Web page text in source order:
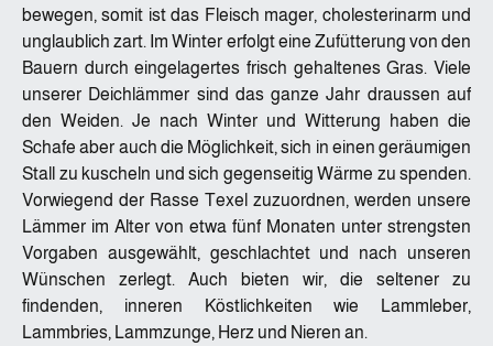
bewegen, somit ist das Fleisch mager, cholesterinarm und
unglaublich zart. Im Winter erfolgt eine Zufütterung von den
Bauern durch eingelagertes frisch gehaltenes Gras. Viele
unserer Deichlämmer sind das ganze Jahr draussen auf
den Weiden. Je nach Winter und Witterung haben die
Schafe aber auch die Möglichkeit, sich in einen geräumigen
Stall zu kuscheln und sich gegenseitig Wärme zu spenden.
Vorwiegend der Rasse Texel zuzuordnen, werden unsere
Lämmer im Alter von etwa fünf Monaten unter strengsten
Vorgaben ausgewählt, geschlachtet und nach unseren
Wünschen zerlegt. Auch bieten wir, die seltener zu
findenden, inneren Köstlichkeiten wie Lammleber,
Lammbries, Lammzunge, Herz und Nieren an.